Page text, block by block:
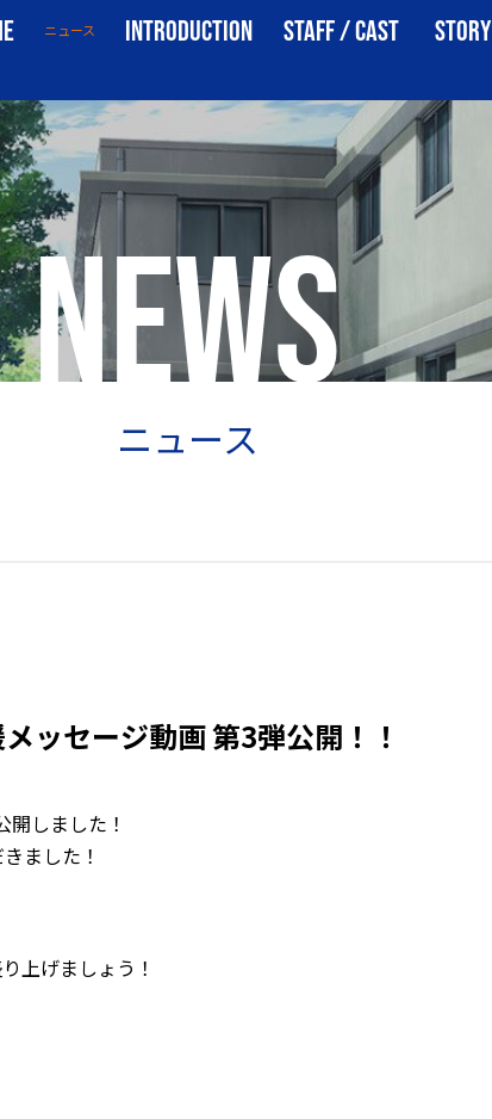
ニュース INTRODUCTION STAFF / CAST STORY
NEWS
ニュース
ッセージ動画 第3弾公開！！
開しました！
ました！
上げましょう！